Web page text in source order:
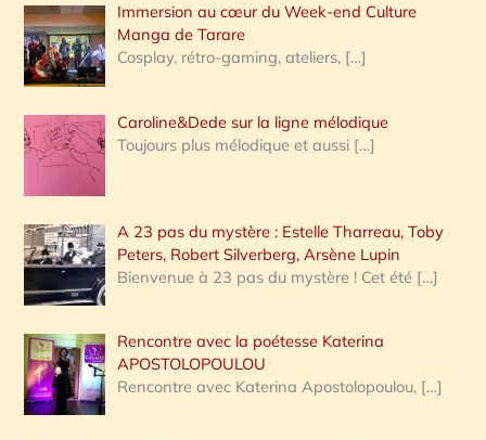
:
Immersion au cœur du Week-end Culture
Manga de Tarare
Cosplay, rétro-gaming, ateliers, […]
Caroline&Dede sur la ligne mélodique
Toujours plus mélodique et aussi […]
A 23 pas du mystère : Estelle Tharreau, Toby
Peters, Robert Silverberg, Arsène Lupin
Bienvenue à 23 pas du mystère ! Cet été […]
Rencontre avec la poétesse Katerina
APOSTOLOPOULOU
Rencontre avec Katerina Apostolopoulou, […]